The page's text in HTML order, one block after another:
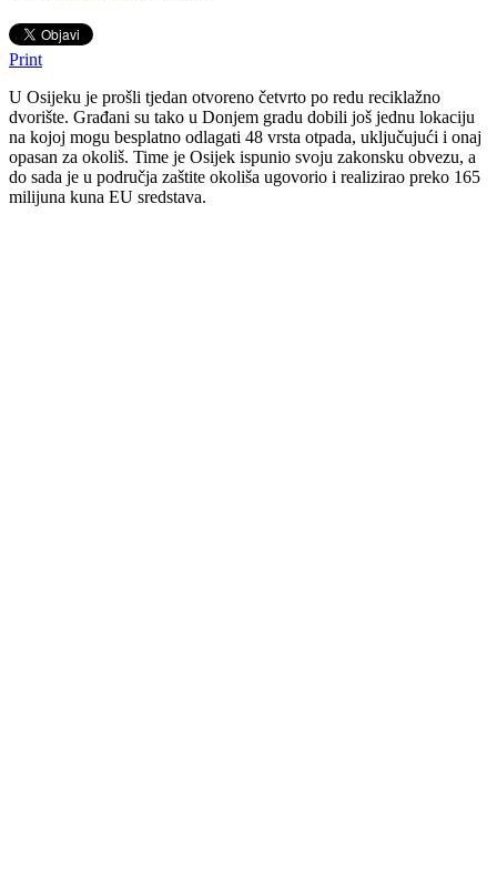
Print
U Osijeku je prošli tjedan otvoreno četvrto po redu reciklažno
dvorište. Građani su tako u Donjem gradu dobili još jednu lokaciju
na kojoj mogu besplatno odlagati 48 vrsta otpada, uključujući i onaj
opasan za okoliš. Time je Osijek ispunio svoju zakonsku obvezu, a
do sada je u područja zaštite okoliša ugovorio i realizirao preko 165
milijuna kuna EU sredstava.